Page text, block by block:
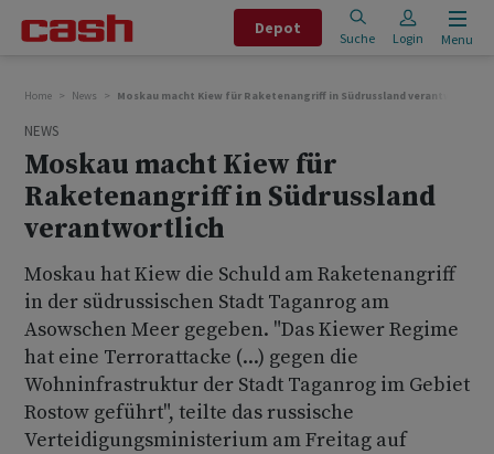
Depot
Suche Login Menu
Home News Moskau macht Kiew für Raketenangriff in Südrussland verantwortlich
NEWS
Moskau macht Kiew für
Raketenangriff in Südrussland
verantwortlich
Moskau hat Kiew die Schuld am Raketenangriff
in der südrussischen Stadt Taganrog am
Asowschen Meer gegeben. "Das Kiewer Regime
hat eine Terrorattacke (...) gegen die
Wohninfrastruktur der Stadt Taganrog im Gebiet
Rostow geführt", teilte das russische
Verteidigungsministerium am Freitag auf